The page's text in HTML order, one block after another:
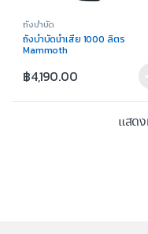
ถังบำบัด
ถังบำบัดน้ำเสีย 1000 ลิตร
Mammoth
฿4,190.00
แสด